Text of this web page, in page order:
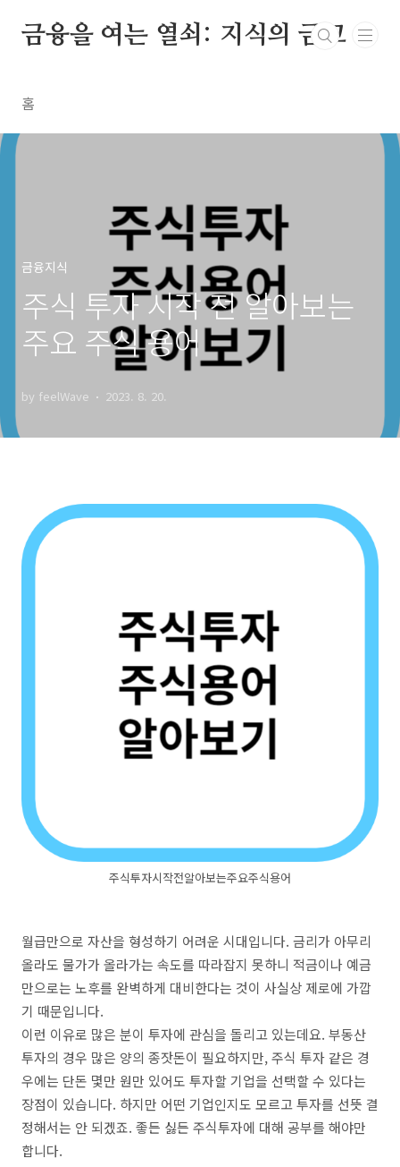
금융을 여는 열쇠: 지식의 금고
홈
금융지식
주식 투자 시작 전 알아보는
주요 주식 용어
by feelWave 2023. 8. 20.
주식투자시작전알아보는주요주식용어
월급만으로 자산을 형성하기 어려운 시대입니다. 금리가 아무리
올라도 물가가 올라가는 속도를 따라잡지 못하니 적금이나 예금
만으로는 노후를 완벽하게 대비한다는 것이 사실상 제로에 가깝
기 때문입니다.
이런 이유로 많은 분이 투자에 관심을 돌리고 있는데요. 부동산
투자의 경우 많은 양의 종잣돈이 필요하지만, 주식 투자 같은 경
우에는 단돈 몇만 원만 있어도 투자할 기업을 선택할 수 있다는
장점이 있습니다. 하지만 어떤 기업인지도 모르고 투자를 선뜻 결
정해서는 안 되겠죠. 좋든 싫든 주식투자에 대해 공부를 해야만
합니다.